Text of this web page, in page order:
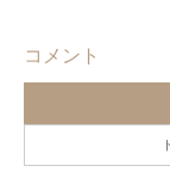
コメント